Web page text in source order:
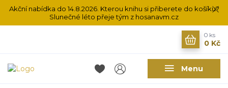
Akční nabídka do 14.8.2026. Kterou knihu si přiberete do košíku?
Slunečné léto přeje tým z hosanavm.cz
Menu
0 ks
0 Kč